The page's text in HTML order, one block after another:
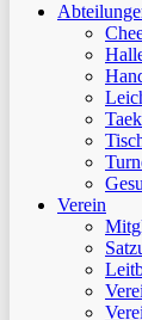
Suchen
Verein